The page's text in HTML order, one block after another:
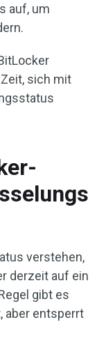
auf, um
sich mit
verstehen,
derzeit auf ein
gibt es
aber entsperrt